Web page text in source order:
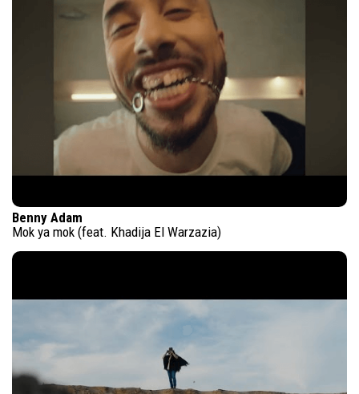
Benny Adam
Mok ya mok (feat. Khadija El Warzazia)